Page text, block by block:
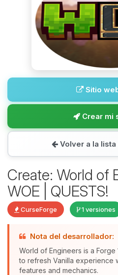
Sitio
Crear mi
Volver a la
Create: World of
WOE | QUESTS!
CurseForge 1 versiones
Nota del desarrollador:
World of Engineers is a Forge
to refresh Vanilla experience
features and mechanics.
hablar! Soy
asistente de
que necesitas y
pequenos circuitos